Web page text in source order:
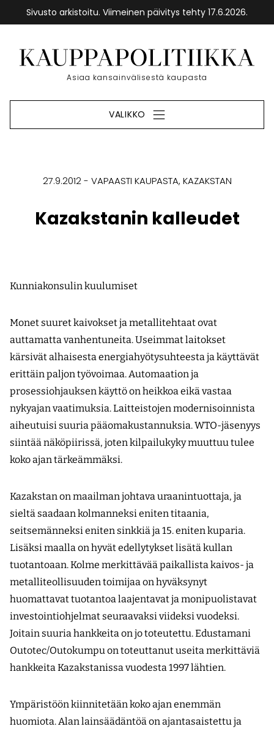
Sivusto arkistoitu. Viimeinen päivitys tehty 17.6.2026.
sisältöön
Etusivu
Asiaa kansainvälisestä kaupasta
VALIKKO
27.9.2012 VAPAASTI KAUPASTA KAZAKSTAN
Kazakstanin kalleudet
Kunniakonsulin kuulumiset
Monet suuret kaivokset ja metallitehtaat ovat
auttamatta vanhentuneita. Useimmat laitokset
kärsivät alhaisesta energiahyötysuhteesta ja käyttävät
erittäin paljon työvoimaa. Automaation ja
prosessiohjauksen käyttö on heikkoa eikä vastaa
nykyajan vaatimuksia. Laitteistojen modernisoinnista
aiheutuisi suuria pääomakustannuksia. WTO-jäsenyys
siintää näköpiirissä, joten kilpailukyky muuttuu tulee
koko ajan tärkeämmäksi.
Kazakstan on maailman johtava uraanintuottaja, ja
sieltä saadaan kolmanneksi eniten titaania,
seitsemänneksi eniten sinkkiä ja 15. eniten kuparia.
Lisäksi maalla on hyvät edellytykset lisätä kullan
tuotantoaan. Kolme merkittävää paikallista kaivos- ja
metalliteollisuuden toimijaa on hyväksynyt
huomattavat tuotantoa laajentavat ja monipuolistavat
investointiohjelmat seuraavaksi viideksi vuodeksi.
Joitain suuria hankkeita on jo toteutettu. Edustamani
Outotec/Outokumpu on toteuttanut useita merkittäviä
hankkeita Kazakstanissa vuodesta 1997 lähtien.
Ympäristöön kiinnitetään koko ajan enemmän
huomiota. Alan lainsäädäntöä on ajantasaistettu ja